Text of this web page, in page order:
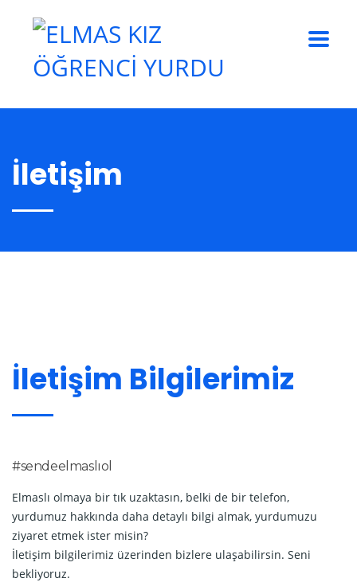
İletişim
İletişim Bilgilerimiz
#sendeelmaslıol
Elmaslı olmaya bir tık uzaktasın, belki de bir telefon,
yurdumuz hakkında daha detaylı bilgi almak, yurdumuzu
ziyaret etmek ister misin?
İletişim bilgilerimiz üzerinden bizlere ulaşabilirsin. Seni
bekliyoruz.